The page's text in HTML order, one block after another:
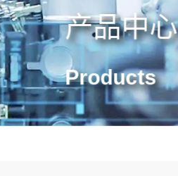
产品中心
Products